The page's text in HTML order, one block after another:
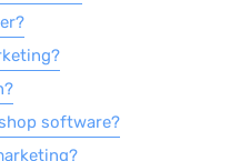
software?